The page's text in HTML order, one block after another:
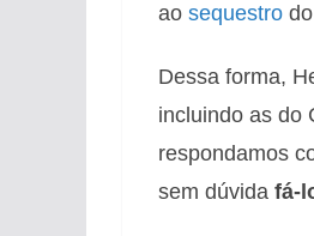
ao sequestro
Dessa forma,
incluindo as do
respondamos
sem dúvida fá-